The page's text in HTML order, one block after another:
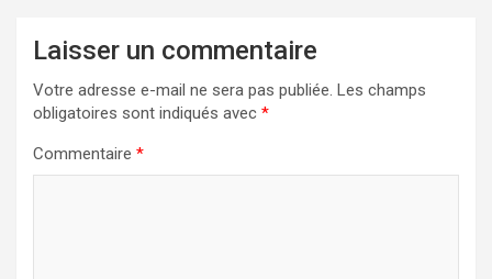
Laisser un commentaire
Votre adresse e-mail ne sera pas publiée. Les champs
obligatoires sont indiqués avec *
Commentaire *